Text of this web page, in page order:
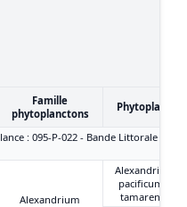
Famille
phytoplanctons
: 095-P-022 - Bande Littorale -
Alexandrium
Alexandrium
pacificum +
tamarense